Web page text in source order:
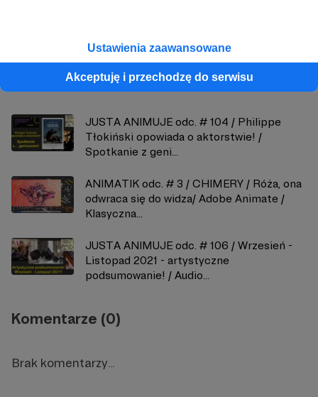
Ustawienia zaawansowane
Akceptuję i przechodzę do serwisu
Zobacz również
JUSTA ANIMUJE odc. # 104 / Philippe
Tłokiński opowiada o aktorstwie! /
Spotkanie z geni...
ANIMATIK odc. # 3 / CHIMERY / Róża, ona
odwraca się do widza/ Adobe Animate /
Klasyczna...
JUSTA ANIMUJE odc. # 106 / Wrzesień -
Listopad 2021 - artystyczne
podsumowanie! / Audio...
Komentarze (0)
Brak komentarzy...